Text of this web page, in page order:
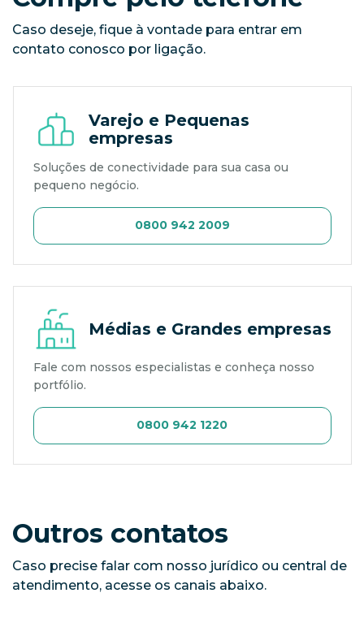
Caso deseje, fique à vontade para entrar em
contato conosco por ligação.
Varejo e Pequenas
empresas
Soluções de conectividade para sua casa ou
pequeno negócio.
0800 942 2009
Médias e Grandes empresas
Fale com nossos especialistas e conheça nosso
portfólio.
0800 942 1220
Outros contatos
Caso precise falar com nosso jurídico ou central de
atendimento, acesse os canais abaixo.